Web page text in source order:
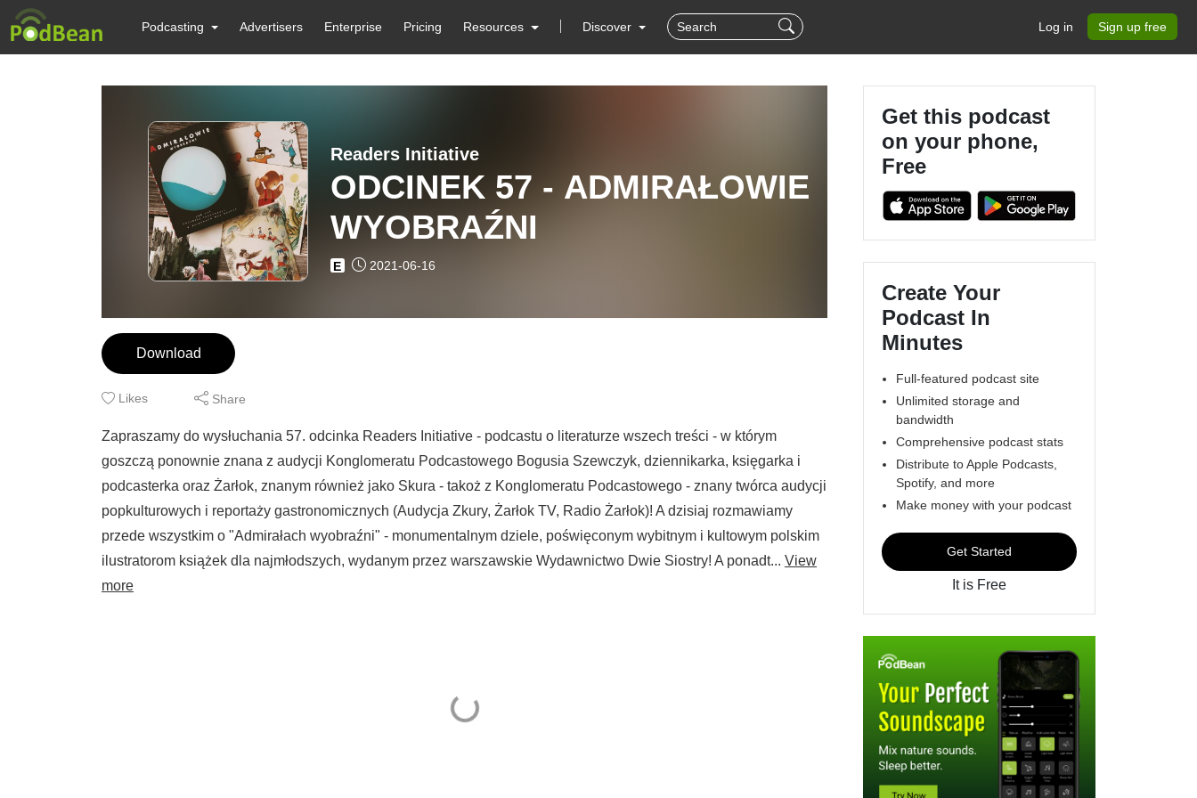
Podcasting Advertisers Enterprise Pricing Resources Discover Log in Sign up free
Readers Initiative
ODCINEK 57 - ADMIRAŁOWIE
WYOBRAŹNI
E 2021-06-16
Download
Likes Share
Zapraszamy do wysłuchania 57. odcinka Readers Initiative - podcastu o literaturze wszech treści - w którym
goszczą ponownie znana z audycji Konglomeratu Podcastowego Bogusia Szewczyk, dziennikarka, księgarka i
podcasterka oraz Żarłok, znanym również jako Skura - takoż z Konglomeratu Podcastowego - znany twórca audycji
popkulturowych i reportaży gastronomicznych (Audycja Zkury, Żarłok TV, Radio Żarłok)! A dzisiaj rozmawiamy
przede wszystkim o "Admirałach wyobraźni" - monumentalnym dziele, poświęconym wybitnym i kultowym polskim
ilustratorom książek dla najmłodszych, wydanym przez warszawskie Wydawnictwo Dwie Siostry! A ponadt... View
more
Get this podcast
on your phone,
Free
Create Your
Podcast In
Minutes
Full-featured podcast site
Unlimited storage and
bandwidth
Comprehensive podcast stats
Distribute to Apple Podcasts,
Spotify, and more
Make money with your podcast
Get Started
It is Free